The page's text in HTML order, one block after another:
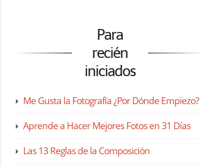
Para
recién
iniciados
Me Gusta la Fotografía ¿Por Dónde Empiezo?
Aprende a Hacer Mejores Fotos en 31 Días
Las 13 Reglas de la Composición